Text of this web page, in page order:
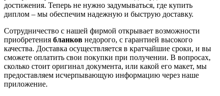
достижения. Теперь не нужно задумываться, где купить
диплом – мы обеспечим надежную и быструю доставку.
Сотрудничество с нашей фирмой открывает возможности
приобретения бланков недорого, с гарантией высокого
качества. Доставка осуществляется в кратчайшие сроки, и вы
сможете оплатить свои покупки при получении. В вопросах,
сколько стоит оригинал документа, или какой его макет, мы
предоставляем исчерпывающую информацию через наше
приложение.